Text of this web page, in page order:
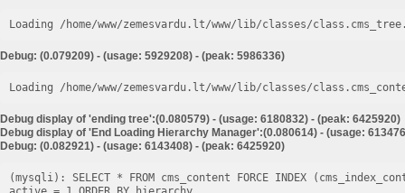
Loading /home/www/zemesvardu.lt/www/lib/classes/
Debug: (0.079209) - (usage: 5929208) - (peak: 5986336)
Loading /home/www/zemesvardu.lt/www/lib/classes/
Debug display of 'ending tree':(0.080579) - (usage: 6180832) - (peak: 6425920)
Debug display of 'End Loading Hierarchy Manager':(0.080614) - (usage:
Debug: (0.082921) - (usage: 6143408) - (peak: 6425920)
(mysqli): SELECT * FROM cms_content FORCE INDEX